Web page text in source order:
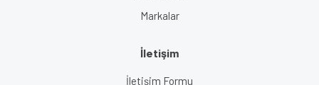
Markalar
İletişim
İletişim Formu